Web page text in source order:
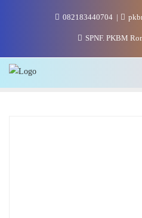
082183440704
SPNF. PKBM